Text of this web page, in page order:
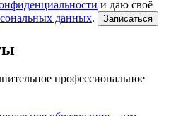
и даю своё
данных. Записаться
профессиональное